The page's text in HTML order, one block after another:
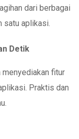
dari berbagai
satu aplikasi.
Detik
menyediakan fitur
Praktis dan